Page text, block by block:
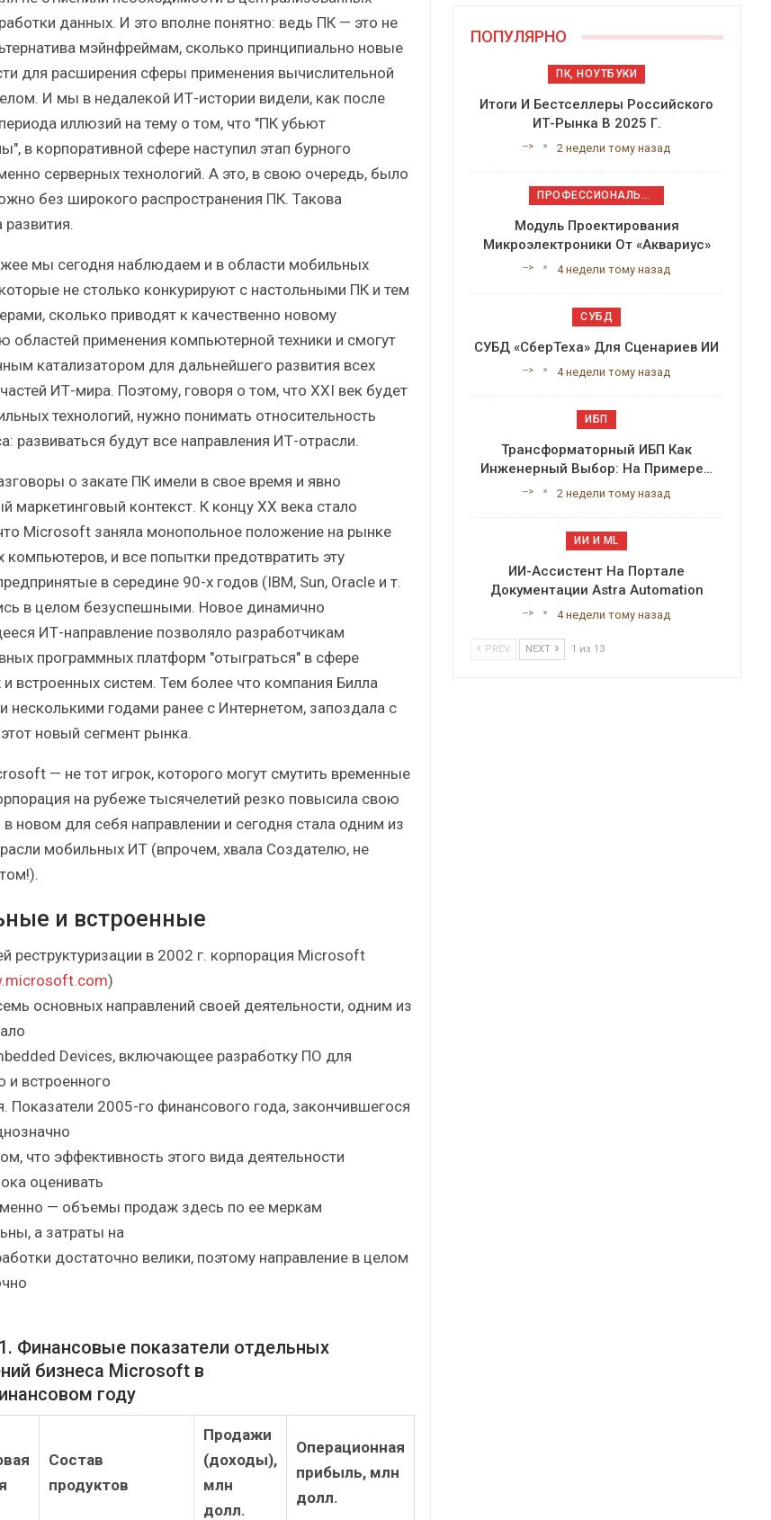
данных. И это вполне понятно: ведь ПК — это не
мэйнфреймам, сколько принципиально новые
для расширения сферы применения вычислительной
И мы в недалекой ИТ-истории видели, как после
иллюзий на тему о том, что "ПК убьют
в корпоративной сфере наступил этап бурного
серверных технологий. А это, в свою очередь, было
без широкого распространения ПК. Такова
развития.
мы сегодня наблюдаем и в области мобильных
не столько конкурируют с настольными ПК и тем
сколько приводят к качественно новому
областей применения компьютерной техники и смогут
катализатором для дальнейшего развития всех
ИТ-мира. Поэтому, говоря о том, что XXI век будет
технологий, нужно понимать относительность
развиваться будут все направления ИТ-отрасли.
о закате ПК имели в свое время и явно
маркетинговый контекст. К концу XX века стало
Microsoft заняла монопольное положение на рынке
компьютеров, и все попытки предотвратить эту
в середине 90-х годов (IBM, Sun, Oracle и т.
в целом безуспешными. Новое динамично
ИТ-направление позволяло разработчикам
программных платформ "отыграться" в сфере
встроенных систем. Тем более что компания Билла
и несколькими годами ранее с Интернетом, запоздала с
новый сегмент рынка.
— не тот игрок, которого могут смутить временные
на рубеже тысячелетий резко повысила свою
в новом для себя направлении и сегодня стала одним из
мобильных ИТ (впрочем, хвала Создателю, не
и встроенные
реструктуризации в 2002 г. корпорация Microsoft
)
основных направлений своей деятельности, одним из
Devices, включающее разработку ПО для
и встроенного
Показатели 2005-го финансового года, закончившегося
что эффективность этого вида деятельности
оценивать
— объемы продаж здесь по ее меркам
а затраты на
достаточно велики, поэтому направление в целом
Финансовые показатели отдельных
бизнеса Microsoft в
году
Состав
продуктов
Продажи
(доходы),
млн
долл.
Операционная
прибыль, млн
долл.
ПОПУЛЯРНО
ПК, НОУТБУКИ
Итоги И Бестселлеры Российского
ИТ-Рынка В 2025 Г.
--> 2 недели тому назад
ПРОФЕССИОНАЛЬНОЕ ПРИКЛАДНОЕ ПО
Модуль Проектирования
Микроэлектроники От «Аквариус»
--> 4 недели тому назад
СУБД
СУБД «СберТеха» Для Сценариев ИИ
--> 4 недели тому назад
ИБП
Трансформаторный ИБП Как
Инженерный Выбор: На Примере…
--> 2 недели тому назад
ИИ И ML
ИИ-Ассистент На Портале
Документации Astra Automation
--> 4 недели тому назад
PREV NEXT 1 из 13